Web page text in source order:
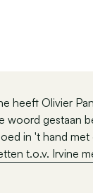
heeft Olivier
woord gestaan
in 't hand
t.o.v. Irvine